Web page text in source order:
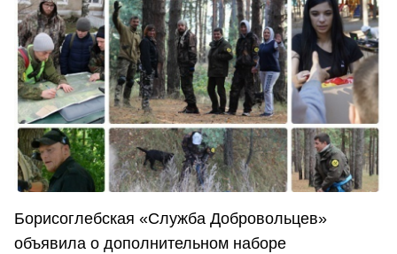
Борисоглебская «Служба Добровольцев»
объявила о дополнительном наборе